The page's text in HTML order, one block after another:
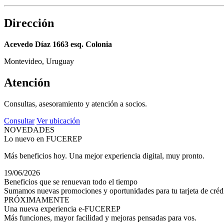
Dirección
Acevedo Díaz 1663 esq. Colonia
Montevideo, Uruguay
Atención
Consultas, asesoramiento y atención a socios.
Consultar Ver ubicación
NOVEDADES
Lo nuevo en FUCEREP
Más beneficios hoy. Una mejor experiencia digital, muy pronto.
19/06/2026
Beneficios que se renuevan todo el tiempo
Sumamos nuevas promociones y oportunidades para tu tarjeta de
PRÓXIMAMENTE
Una nueva experiencia e-FUCEREP
Más funciones, mayor facilidad y mejoras pensadas para vos.